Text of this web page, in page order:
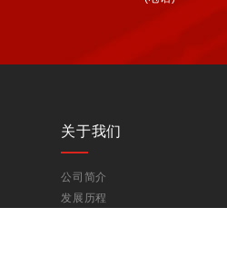
关于我们
公司简介
发展历程